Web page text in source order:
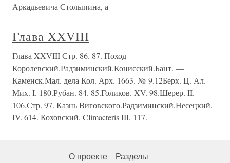
Аркадьевича Столыпина, а
Глава XXVIII
Глава XXVIII Стр. 86. 87. Поход
Королевский.Радзиминский.Конисский.Бант. —
Каменск.Мал. дела Кол. Арх. 1663. № 9.12Берх. Ц. Ал.
Мих. I. 180.Рубан. 84. 85.Голиков. XV. 98.Шерер. II.
106.Стр. 97. Казнь Виговского.Радзиминский.Несецкий.
IV. 614. Коховский. Climacteris III. 117.
О проекте Разделы